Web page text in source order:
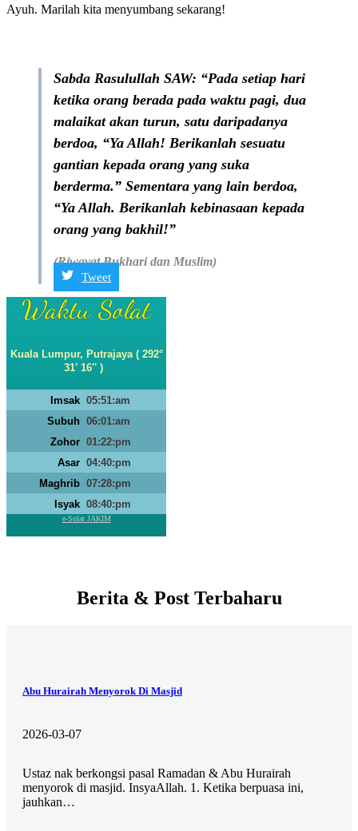
Ayuh. Marilah kita menyumbang sekarang!
Sabda Rasulullah SAW: “Pada setiap hari
ketika orang berada pada waktu pagi, dua
malaikat akan turun, satu daripadanya
berdoa, “Ya Allah! Berikanlah sesuatu
gantian kepada orang yang suka
berderma.” Sementara yang lain berdoa,
“Ya Allah. Berikanlah kebinasaan kepada
orang yang bakhil!”
(Riwayat Bukhari dan Muslim)
Tweet
Berita & Post Terbaharu
Abu Hurairah Menyorok Di Masjid
2026-03-07
Ustaz nak berkongsi pasal Ramadan & Abu Hurairah
menyorok di masjid. InsyaAllah. 1. Ketika berpuasa ini,
jauhkan…